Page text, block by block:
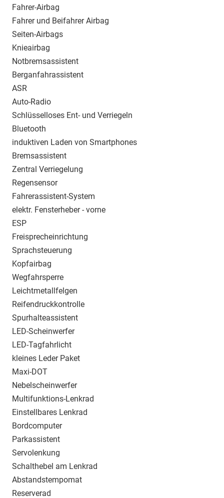
Fahrer-Airbag
Fahrer und Beifahrer Airbag
Seiten-Airbags
Knieairbag
Notbremsassistent
Berganfahrassistent
ASR
Auto-Radio
Schlüsselloses Ent- und Verriegeln
Bluetooth
induktiven Laden von Smartphones
Bremsassistent
Zentral Verriegelung
Regensensor
Fahrerassistent-System
elektr. Fensterheber - vorne
ESP
Freisprecheinrichtung
Sprachsteuerung
Kopfairbag
Wegfahrsperre
Leichtmetallfelgen
Reifendruckkontrolle
Spurhalteassistent
LED-Scheinwerfer
LED-Tagfahrlicht
kleines Leder Paket
Maxi-DOT
Nebelscheinwerfer
Multifunktions-Lenkrad
Einstellbares Lenkrad
Bordcomputer
Parkassistent
Servolenkung
Schalthebel am Lenkrad
Abstandstempomat
Reserverad